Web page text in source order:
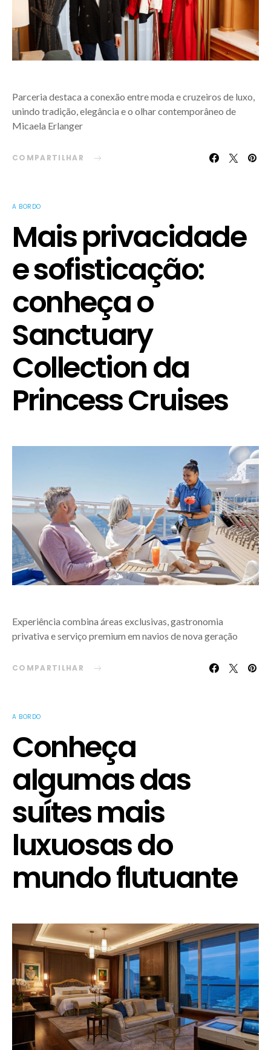
Parceria destaca a conexão entre moda e cruzeiros de luxo,
unindo tradição, elegância e o olhar contemporâneo de
Micaela Erlanger
COMPARTILHAR
A BORDO
Mais privacidade
e sofisticação:
conheça o
Sanctuary
Collection da
Princess Cruises
Experiência combina áreas exclusivas, gastronomia
privativa e serviço premium em navios de nova geração
COMPARTILHAR
A BORDO
Conheça
algumas das
suítes mais
luxuosas do
mundo flutuante